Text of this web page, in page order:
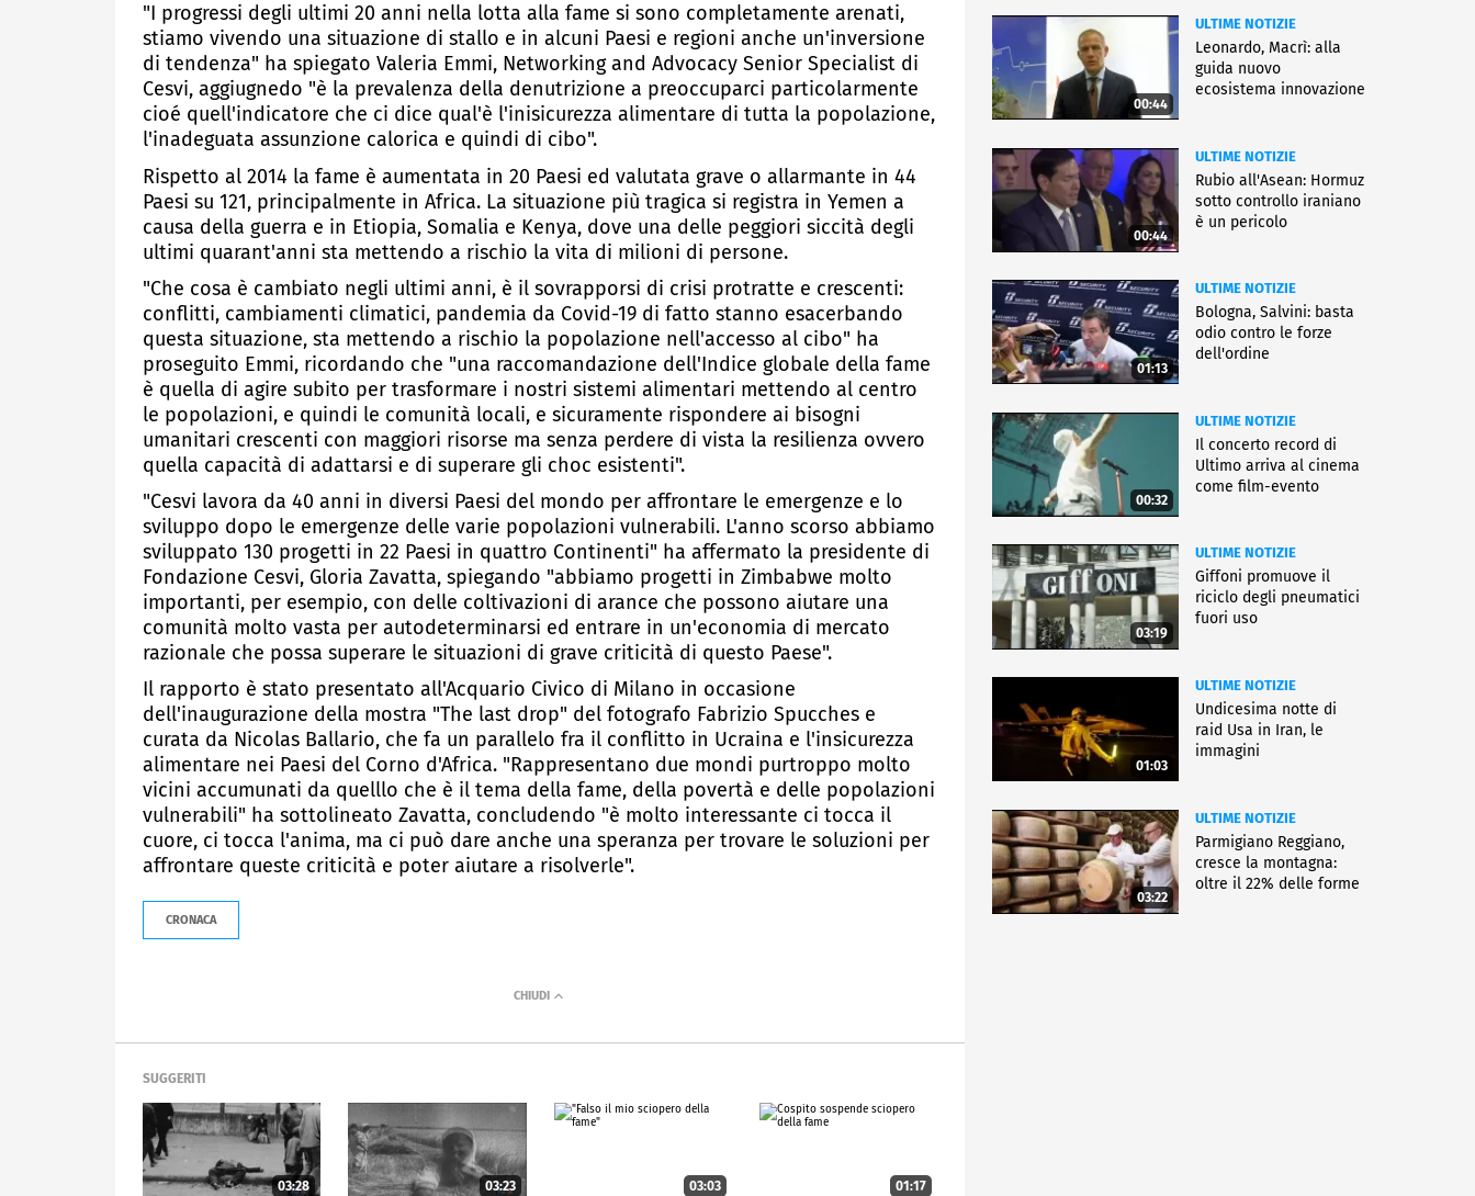
"I progressi degli ultimi 20 anni nella lotta alla fame si sono completamente arenati,
stiamo vivendo una situazione di stallo e in alcuni Paesi e regioni anche un'inversione
di tendenza" ha spiegato Valeria Emmi, Networking and Advocacy Senior Specialist di
Cesvi, aggiugnedo "è la prevalenza della denutrizione a preoccuparci particolarmente
cioé quell'indicatore che ci dice qual'è l'inisicurezza alimentare di tutta la popolazione,
l'inadeguata assunzione calorica e quindi di cibo".
Rispetto al 2014 la fame è aumentata in 20 Paesi ed valutata grave o allarmante in 44
Paesi su 121, principalmente in Africa. La situazione più tragica si registra in Yemen a
causa della guerra e in Etiopia, Somalia e Kenya, dove una delle peggiori siccità degli
ultimi quarant'anni sta mettendo a rischio la vita di milioni di persone.
"Che cosa è cambiato negli ultimi anni, è il sovrapporsi di crisi protratte e crescenti:
conflitti, cambiamenti climatici, pandemia da Covid-19 di fatto stanno esacerbando
questa situazione, sta mettendo a rischio la popolazione nell'accesso al cibo" ha
proseguito Emmi, ricordando che "una raccomandazione dell'Indice globale della fame
è quella di agire subito per trasformare i nostri sistemi alimentari mettendo al centro
le popolazioni, e quindi le comunità locali, e sicuramente rispondere ai bisogni
umanitari crescenti con maggiori risorse ma senza perdere di vista la resilienza ovvero
quella capacità di adattarsi e di superare gli choc esistenti".
"Cesvi lavora da 40 anni in diversi Paesi del mondo per affrontare le emergenze e lo
sviluppo dopo le emergenze delle varie popolazioni vulnerabili. L'anno scorso abbiamo
sviluppato 130 progetti in 22 Paesi in quattro Continenti" ha affermato la presidente di
Fondazione Cesvi, Gloria Zavatta, spiegando "abbiamo progetti in Zimbabwe molto
importanti, per esempio, con delle coltivazioni di arance che possono aiutare una
comunità molto vasta per autodeterminarsi ed entrare in un'economia di mercato
razionale che possa superare le situazioni di grave criticità di questo Paese".
Il rapporto è stato presentato all'Acquario Civico di Milano in occasione
dell'inaugurazione della mostra "The last drop" del fotografo Fabrizio Spucches e
curata da Nicolas Ballario, che fa un parallelo fra il conflitto in Ucraina e l'insicurezza
alimentare nei Paesi del Corno d'Africa. "Rappresentano due mondi purtroppo molto
vicini accumunati da quelllo che è il tema della fame, della povertà e delle popolazioni
vulnerabili" ha sottolineato Zavatta, concludendo "è molto interessante ci tocca il
cuore, ci tocca l'anima, ma ci può dare anche una speranza per trovare le soluzioni per
affrontare queste criticità e poter aiutare a risolverle".
CRONACA
SUGGERITI
03:28 03:23 03:03 01:17
00:44
ULTIME NOTIZIE
Leonardo, Macrì: alla
guida nuovo
ecosistema innovazione
00:44
ULTIME NOTIZIE
Rubio all'Asean: Hormuz
sotto controllo iraniano
è un pericolo
01:13
ULTIME NOTIZIE
Bologna, Salvini: basta
odio contro le forze
dell'ordine
00:32
ULTIME NOTIZIE
Il concerto record di
Ultimo arriva al cinema
come film-evento
03:19
ULTIME NOTIZIE
Giffoni promuove il
riciclo degli pneumatici
fuori uso
01:03
ULTIME NOTIZIE
Undicesima notte di
raid Usa in Iran, le
immagini
03:22
ULTIME NOTIZIE
Parmigiano Reggiano,
cresce la montagna:
oltre il 22% delle forme